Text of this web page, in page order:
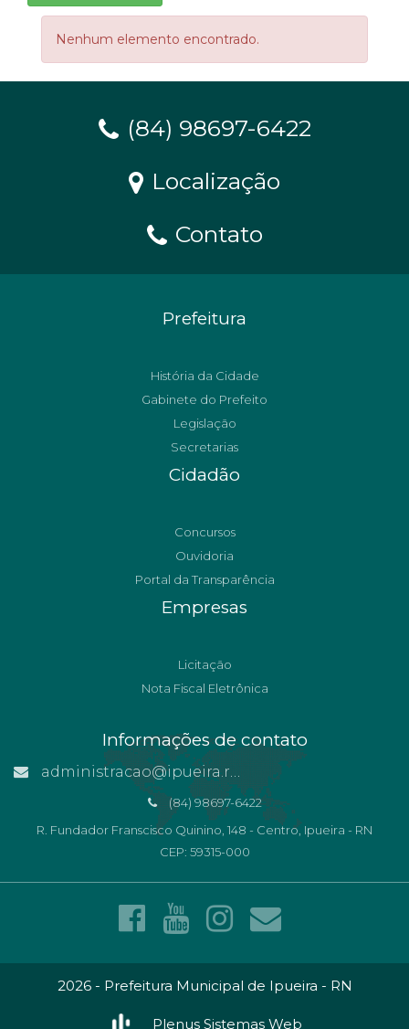
Nenhum elemento encontrado.
(84) 98697-6422
Localização
Contato
Prefeitura
História da Cidade
Gabinete do Prefeito
Legislação
Secretarias
Cidadão
Concursos
Ouvidoria
Portal da Transparência
Empresas
Licitação
Nota Fiscal Eletrônica
Informações de contato
administracao@ipueira.rn.gov.br
(84) 98697-6422
R. Fundador Franscisco Quinino, 148 - Centro, Ipueira - RN
CEP: 59315-000
2026 - Prefeitura Municipal de Ipueira - RN
Plenus Sistemas Web